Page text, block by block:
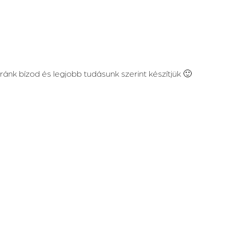
bízod és legjobb tudásunk szerint készítjük 🙂